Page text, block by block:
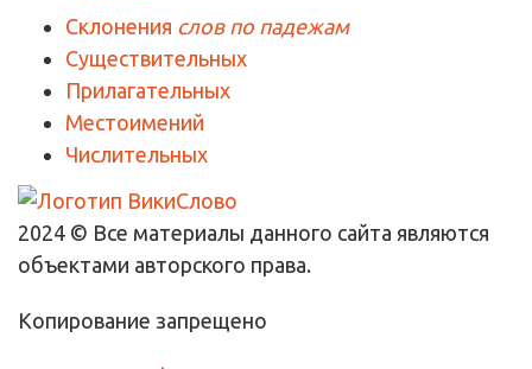
Склонения слов по падежам
Существительных
Прилагательных
Местоимений
Числительных
2024 © Все материалы данного сайта являются
объектами авторского права.
Копирование запрещено